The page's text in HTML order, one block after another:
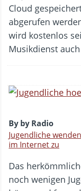
Cloud
abgerufen
wird kostenlos
Musikdienst
By by Radio
Jugendliche
im Internet zu
Das
noch wenigen